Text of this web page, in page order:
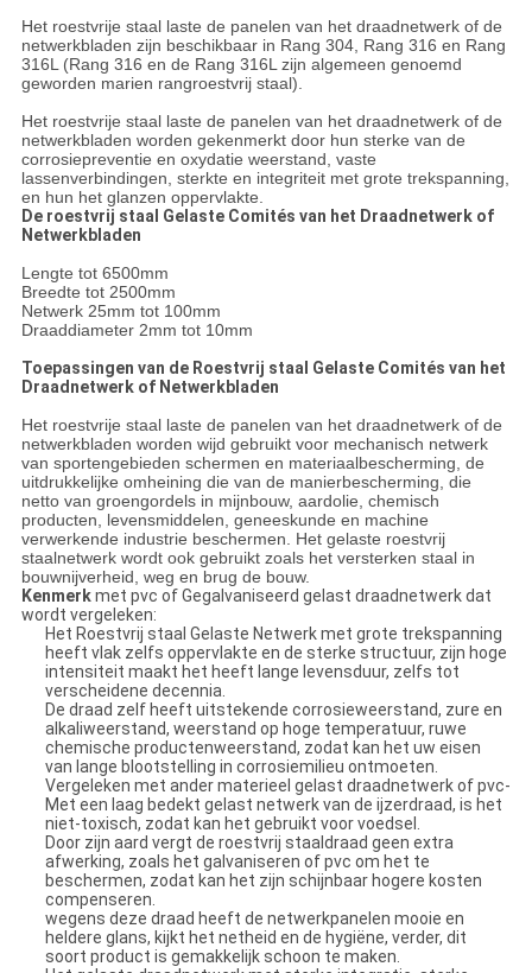
Het roestvrije staal laste de panelen van het draadnetwerk of de
netwerkbladen zijn beschikbaar in Rang 304, Rang 316 en Rang
316L (Rang 316 en de Rang 316L zijn algemeen genoemd
geworden marien rangroestvrij staal).
Het roestvrije staal laste de panelen van het draadnetwerk of de
netwerkbladen worden gekenmerkt door hun sterke van de
corrosiepreventie en oxydatie weerstand, vaste
lassenverbindingen, sterkte en integriteit met grote trekspanning,
en hun het glanzen oppervlakte.
De roestvrij staal Gelaste Comités van het Draadnetwerk of
Netwerkbladen
Lengte tot 6500mm
Breedte tot 2500mm
Netwerk 25mm tot 100mm
Draaddiameter 2mm tot 10mm
Toepassingen van de Roestvrij staal Gelaste Comités van het
Draadnetwerk of Netwerkbladen
Het roestvrije staal laste de panelen van het draadnetwerk of de
netwerkbladen worden wijd gebruikt voor mechanisch netwerk
van sportengebieden schermen en materiaalbescherming, de
uitdrukkelijke omheining die van de manierbescherming, die
netto van groengordels in mijnbouw, aardolie, chemisch
producten, levensmiddelen, geneeskunde en machine
verwerkende industrie beschermen. Het gelaste roestvrij
staalnetwerk wordt ook gebruikt zoals het versterken staal in
bouwnijverheid, weg en brug de bouw.
Kenmerkmet pvc of Gegalvaniseerd gelast draadnetwerk dat
wordt vergeleken:
Het Roestvrij staal Gelaste Netwerk met grote trekspanning
heeft vlak zelfs oppervlakte en de sterke structuur, zijn hoge
intensiteit maakt het heeft lange levensduur, zelfs tot
verscheidene decennia.
De draad zelf heeft uitstekende corrosieweerstand, zure en
alkaliweerstand, weerstand op hoge temperatuur, ruwe
chemische productenweerstand, zodat kan het uw eisen
van lange blootstelling in corrosiemilieu ontmoeten.
Vergeleken met ander materieel gelast draadnetwerk of pvc-
Met een laag bedekt gelast netwerk van de ijzerdraad, is het
niet-toxisch, zodat kan het gebruikt voor voedsel.
Door zijn aard vergt de roestvrij staaldraad geen extra
afwerking, zoals het galvaniseren of pvc om het te
beschermen, zodat kan het zijn schijnbaar hogere kosten
compenseren.
wegens deze draad heeft de netwerkpanelen mooie en
heldere glans, kijkt het netheid en de hygiëne, verder, dit
soort product is gemakkelijk schoon te maken.